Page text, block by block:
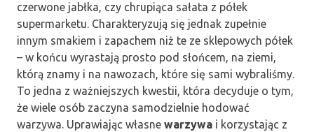
czerwone jabłka, czy chrupiąca sałata z półek
supermarketu. Charakteryzują się jednak zupełnie
innym smakiem i zapachem niż te ze sklepowych półek
– w końcu wyrastają prosto pod słońcem, na ziemi,
którą znamy i na nawozach, które się sami wybraliśmy.
To jedna z ważniejszych kwestii, która decyduje o tym,
że wiele osób zaczyna samodzielnie hodować
warzywa. Uprawiając własne warzywa i korzystając z